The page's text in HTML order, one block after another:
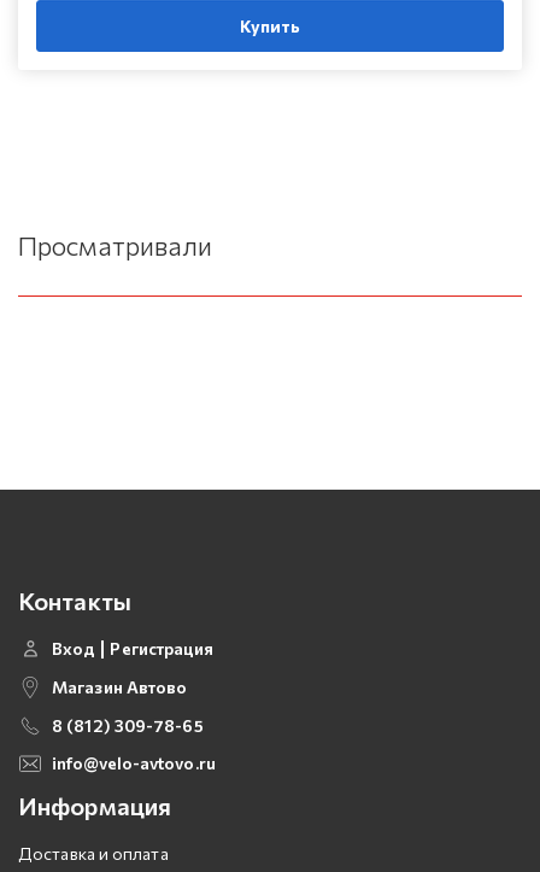
Купить
Просматривали
Контакты
Вход
Регистрация
Магазин Автово
8 (812) 309-78-65
info@velo-avtovo.ru
Информация
Доставка и оплата